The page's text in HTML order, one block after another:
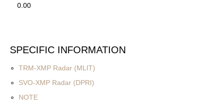
0.00
SPECIFIC INFORMATION
TRM-XMP Radar (MLIT)
SVO-XMP Radar (DPRI)
NOTE